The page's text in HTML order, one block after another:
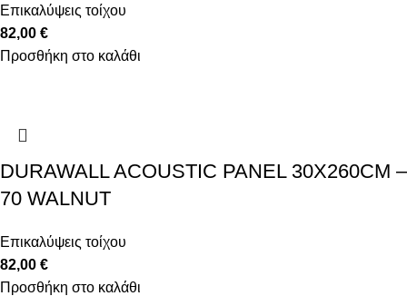
Επικαλύψεις τοίχου
82,00 €
Προσθήκη στο καλάθι
DURAWALL ACOUSTIC PANEL 30X260CM –
70 WALNUT
Επικαλύψεις τοίχου
82,00 €
Προσθήκη στο καλάθι